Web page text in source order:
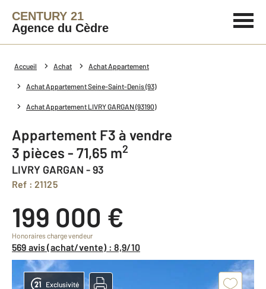
CENTURY 21
Agence du Cèdre
Accueil Achat Achat Appartement
Achat Appartement Seine-Saint-Denis (93)
Achat Appartement LIVRY GARGAN (93190)
Appartement F3 à vendre
3 pièces - 71,65 m2
LIVRY GARGAN - 93
Ref : 21125
199 000 €
Honoraires charge vendeur
569 avis (achat/vente) : 8,9/10
Exclusivité